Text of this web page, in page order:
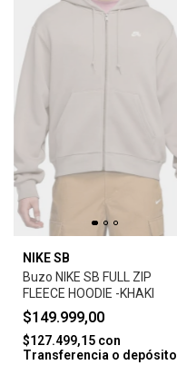
NIKE SB
Buzo NIKE SB FULL ZIP
FLEECE HOODIE -KHAKI
$149.999,00
$127.499,15 con
Transferencia o depósito